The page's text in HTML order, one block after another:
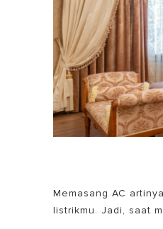
Memasang AC
listrikmu. Jadi, saat